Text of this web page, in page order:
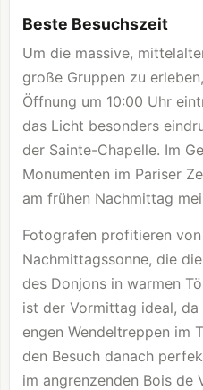
Beste Besuchszeit
Um die massive,
große Gruppen zu
Öffnung um 10:00 Uhr
das Licht besonders
der Sainte-Chapelle. Im
Monumenten im Pariser
am frühen Nachmittag
Fotografen profitieren
Nachmittagssonne, die
des Donjons in warmen
ist der Vormittag ideal,
engen Wendeltreppen im
den Besuch danach
im angrenzenden Bois de